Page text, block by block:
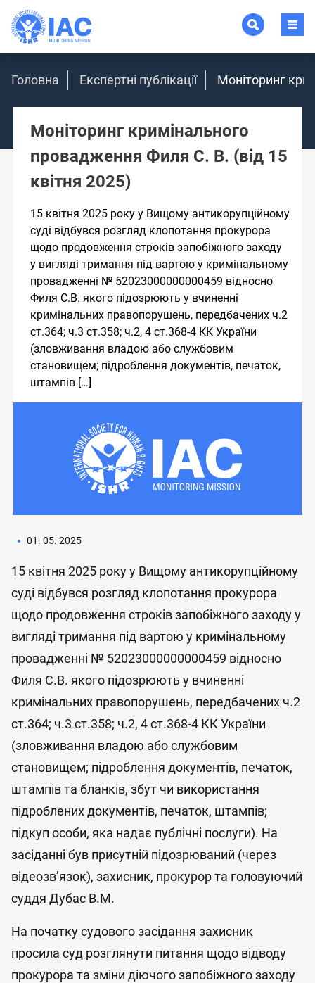
Головна Експертні публікації Моніторинг
Моніторинг кримінального
провадження Филя С. В. (від 15
квітня 2025)
15 квітня 2025 року у Вищому антикорупційному
суді відбувся розгляд клопотання прокурора
щодо продовження строків запобіжного заходу
у вигляді тримання під вартою у кримінальному
провадженні № 52023000000000459 відносно
Филя С.В. якого підозрюють у вчиненні
кримінальних правопорушень, передбачених ч.2
ст.364; ч.3 ст.358; ч.2, 4 ст.368-4 КК України
(зловживання владою або службовим
становищем; підроблення документів, печаток,
штампів […]
01. 05. 2025
15 квітня 2025 року у Вищому антикорупційному
суді відбувся розгляд клопотання прокурора
щодо продовження строків запобіжного заходу у
вигляді тримання під вартою у кримінальному
провадженні № 52023000000000459 відносно
Филя С.В. якого підозрюють у вчиненні
кримінальних правопорушень, передбачених ч.2
ст.364; ч.3 ст.358; ч.2, 4 ст.368-4 КК України
(зловживання владою або службовим
становищем; підроблення документів, печаток,
штампів та бланків, збут чи використання
підроблених документів, печаток, штампів;
підкуп особи, яка надає публічні послуги). На
засіданні був присутній підозрюваний (через
відеозв’язок), захисник, прокурор та головуючий
суддя Дубас В.М.
На початку судового засідання захисник
просила суд розглянути питання щодо відводу
прокурора та зміни діючого запобіжного заходу